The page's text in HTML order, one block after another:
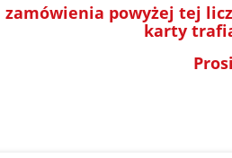
zamówienia powyżej tej
karty